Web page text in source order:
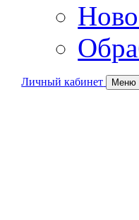
Личный кабинет Меню